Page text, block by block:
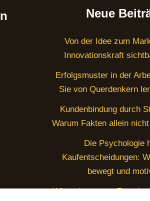
Neue
Von der Idee zum
Innovationskraft
Erfolgsmuster in der
Sie von Querdenkern
Kundenbindung durch
Warum Fakten allein
Die Psychologie
Kaufentscheidungen:
bewegt und
Wieso bewusste